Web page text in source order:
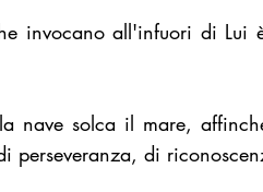
invocano all'infuori di Lui
solca il mare,
perseveranza, di